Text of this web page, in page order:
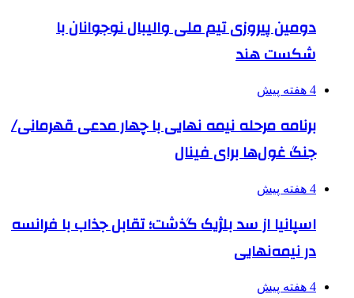
دومین پیروزی تیم ملی والیبال نوجوانان با
شکست هند
4 هفته پیش
برنامه مرحله نیمه نهایی با چهار مدعی قهرمانی/
جنگ غول‌ها برای فینال
4 هفته پیش
اسپانیا از سد بلژیک گذشت؛ تقابل جذاب با فرانسه
در نیمه‌نهایی
4 هفته پیش